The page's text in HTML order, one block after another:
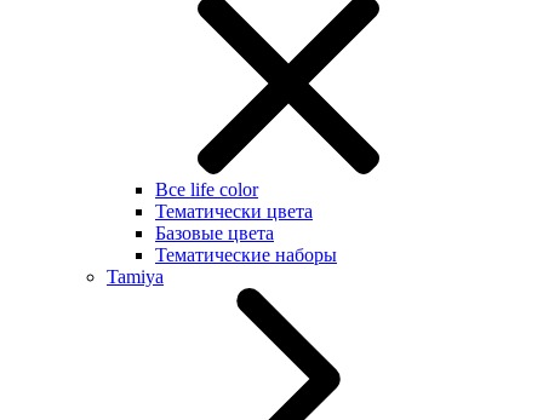
Все life color
Тематически цвета
Базовые цвета
Тематические наборы
Tamiya